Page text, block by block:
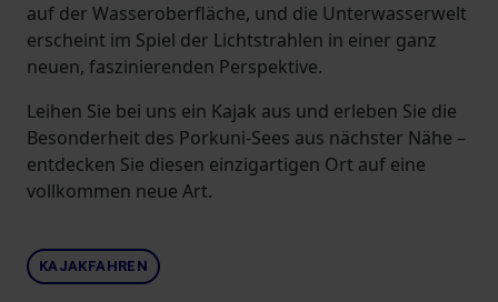
auf der Wasseroberfläche, und die Unterwasserwelt
erscheint im Spiel der Lichtstrahlen in einer ganz
neuen, faszinierenden Perspektive.
Leihen Sie bei uns ein Kajak aus und erleben Sie die
Besonderheit des Porkuni-Sees aus nächster Nähe –
entdecken Sie diesen einzigartigen Ort auf eine
vollkommen neue Art.
KAJAKFAHREN